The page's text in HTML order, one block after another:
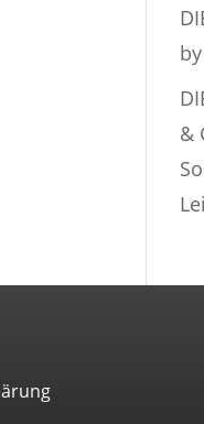
&